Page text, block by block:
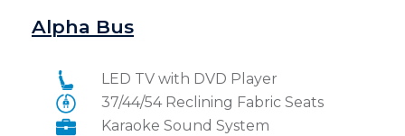
Alpha Bus
LED TV with DVD Player
37/44/54 Reclining Fabric Seats
Karaoke Sound System